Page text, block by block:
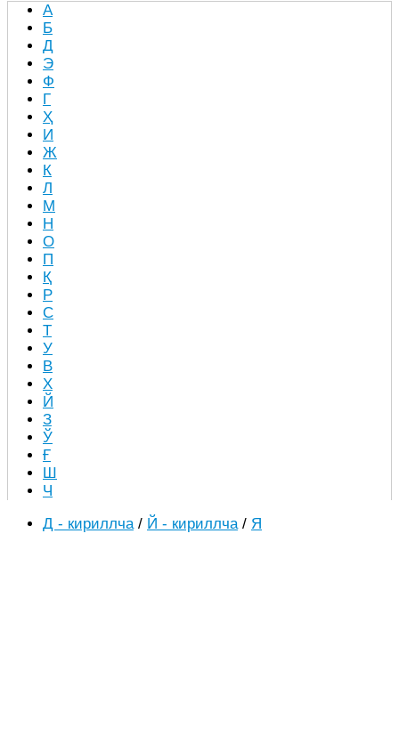
А
Б
Д
Э
Ф
Г
Ҳ
И
Ж
К
Л
М
Н
О
П
Қ
Р
С
Т
У
В
Х
Й
З
Ў
Ғ
Ш
Ч
Д - кириллча / Й - кириллча / Я